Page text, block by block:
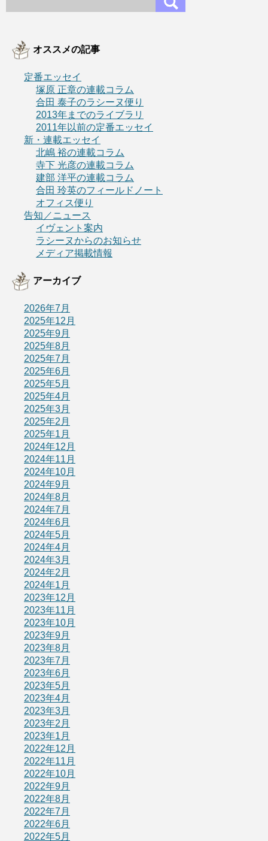
オススメの記事
定番エッセイ
塚原 正章の連載コラム
合田 泰子のラシーヌ便り
2013年までのライブラリ
2011年以前の定番エッセイ
新・連載エッセイ
北嶋 裕の連載コラム
寺下 光彦の連載コラム
建部 洋平の連載コラム
合田 玲英のフィールドノート
オフィス便り
告知／ニュース
イヴェント案内
ラシーヌからのお知らせ
メディア掲載情報
アーカイブ
2026年7月
2025年12月
2025年9月
2025年8月
2025年7月
2025年6月
2025年5月
2025年4月
2025年3月
2025年2月
2025年1月
2024年12月
2024年11月
2024年10月
2024年9月
2024年8月
2024年7月
2024年6月
2024年5月
2024年4月
2024年3月
2024年2月
2024年1月
2023年12月
2023年11月
2023年10月
2023年9月
2023年8月
2023年7月
2023年6月
2023年5月
2023年4月
2023年3月
2023年2月
2023年1月
2022年12月
2022年11月
2022年10月
2022年9月
2022年8月
2022年7月
2022年6月
2022年5月